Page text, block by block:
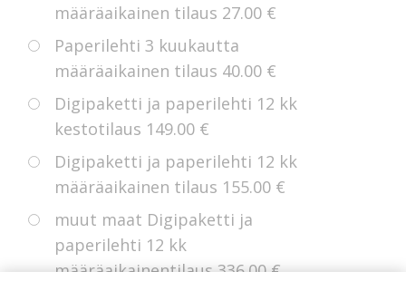
määräaikainen tilaus 27.00 €
Paperilehti 3 kuukautta
määräaikainen tilaus 40.00 €
Digipaketti ja paperilehti 12 kk
kestotilaus 149.00 €
Digipaketti ja paperilehti 12 kk
määräaikainen tilaus 155.00 €
muut maat Digipaketti ja
paperilehti 12 kk
määräaikainentilaus336.00 €